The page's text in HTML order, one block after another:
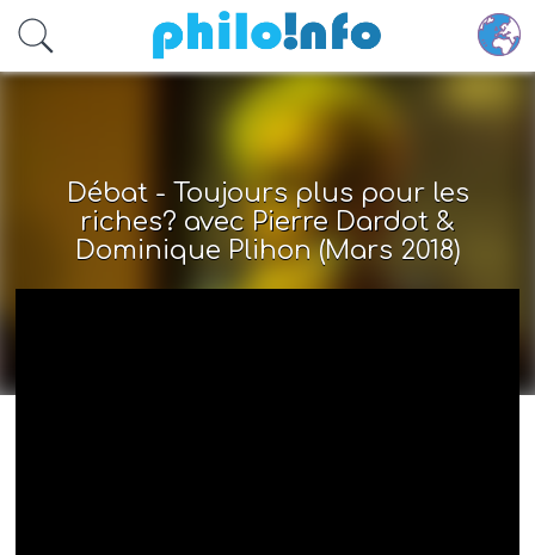
Accéder au contenu principal
Débat - Toujours plus pour les
riches? avec Pierre Dardot &
Dominique Plihon (Mars 2018)